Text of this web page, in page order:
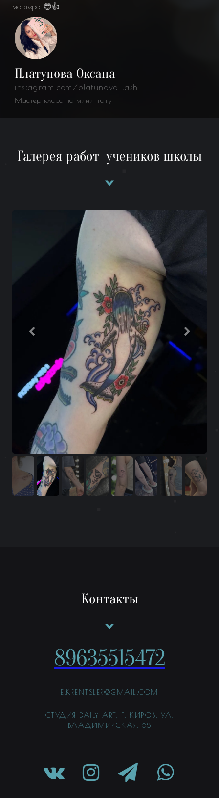
мастера 😎👍
Платунова Оксана
instagram.com/platunova_lash
Мастер класс по мини-тату
Галерея работ учеников школы
Контакты
89635515472
E.KRENTSLER@GMAIL.COM
СТУДИЯ DAILY ART, Г. КИРОВ, УЛ.
ВЛАДИМИРСКАЯ, 68